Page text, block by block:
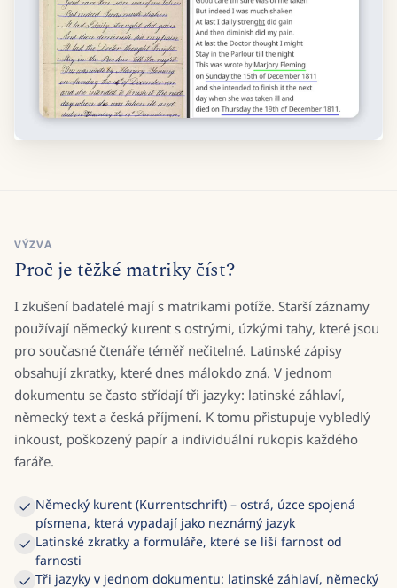
VÝZVA
Proč je těžké matriky číst?
I zkušení badatelé mají s matrikami potíže. Starší záznamy
používají německý kurent s ostrými, úzkými tahy, které jsou
pro současné čtenáře téměř nečitelné. Latinské zápisy
obsahují zkratky, které dnes málokdo zná. V jednom
dokumentu se často střídají tři jazyky: latinské záhlaví,
německý text a česká příjmení. K tomu přistupuje vybledlý
inkoust, poškozený papír a individuální rukopis každého
faráře.
Německý kurent (Kurrentschrift) – ostrá, úzce spojená
písmena, která vypadají jako neznámý jazyk
Latinské zkratky a formuláře, které se liší farnost od
farnosti
Tři jazyky v jednom dokumentu: latinské záhlaví, německý